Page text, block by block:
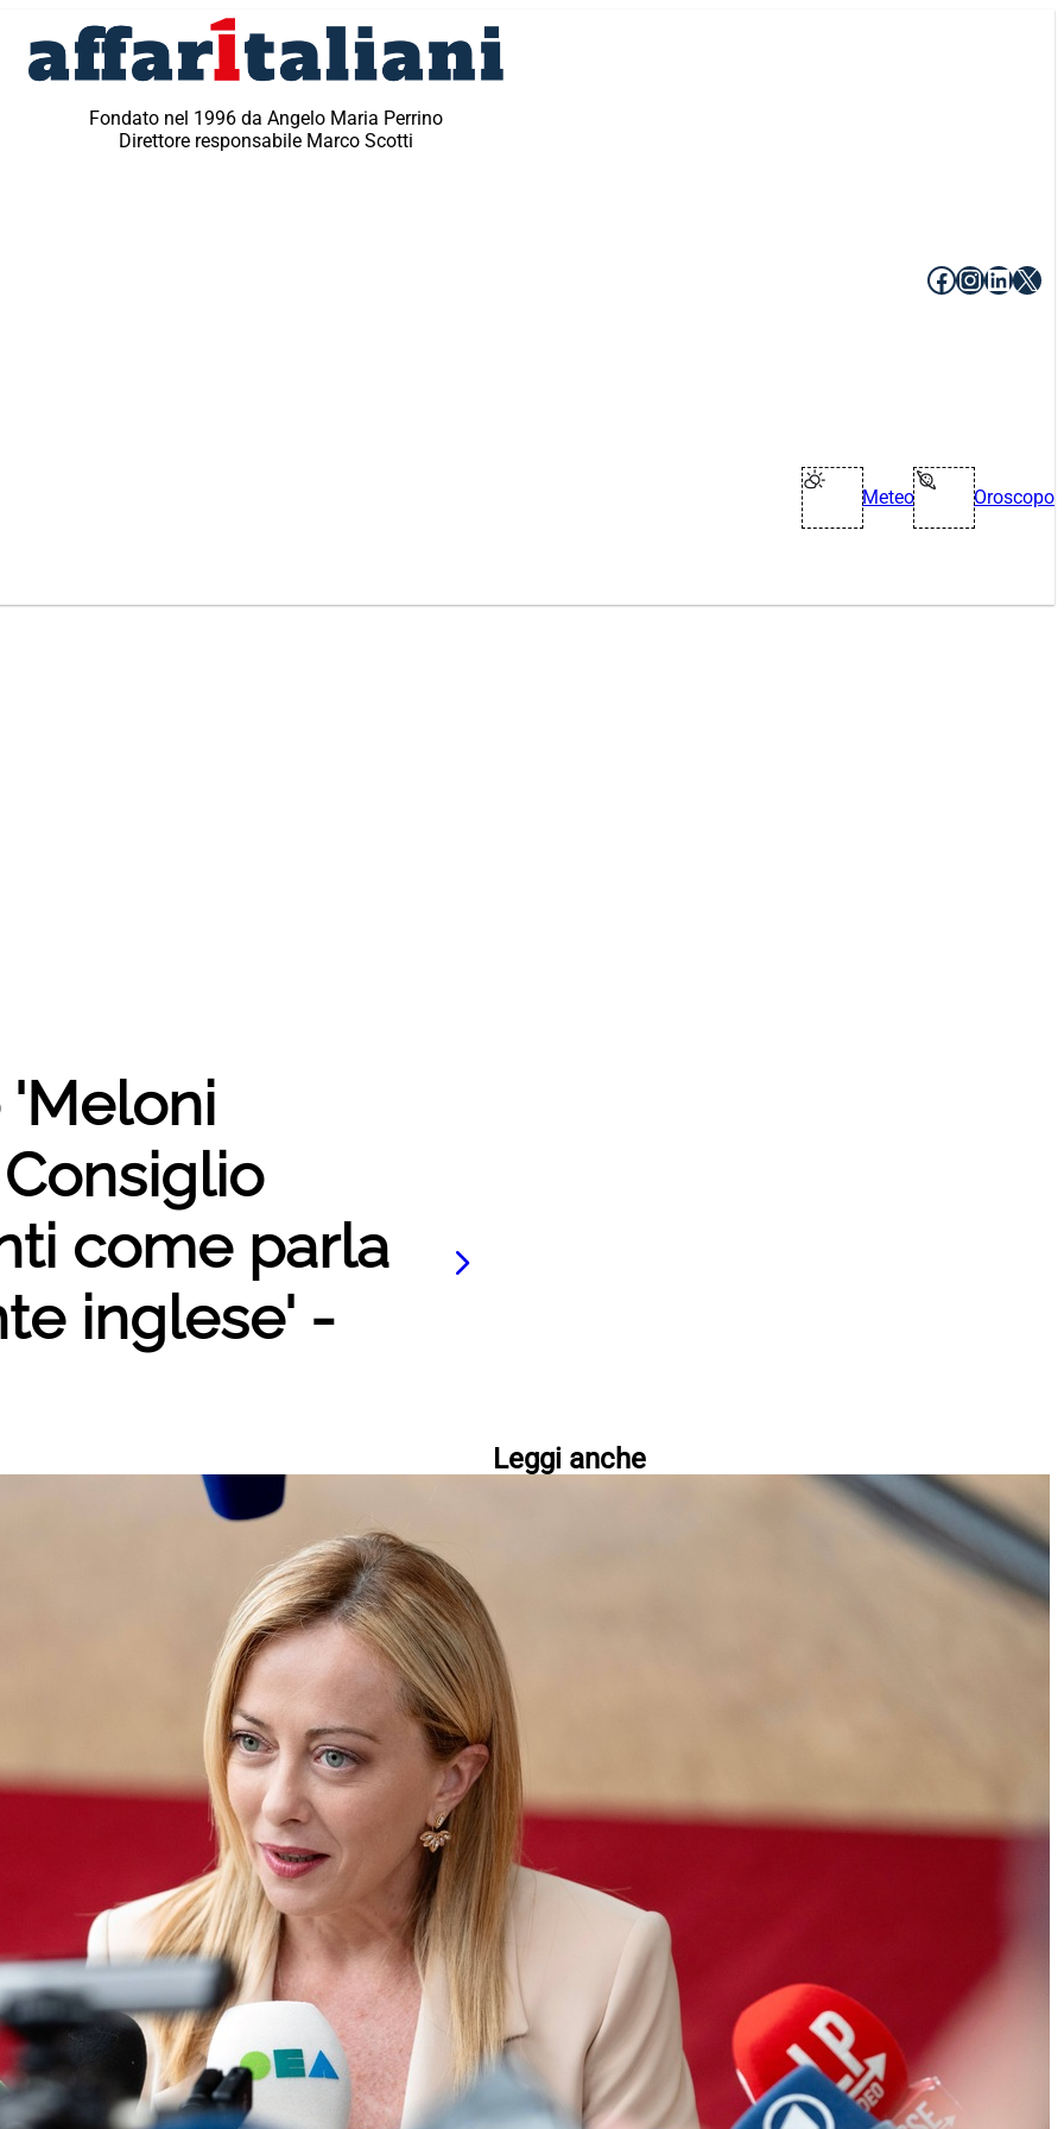
Fondato nel 1996 da Angelo Maria Perrino
Direttore responsabile Marco Scotti
Facebook
X
Meteo Oroscopo
'Meloni
come parla
inglese' -
Leggi anche
La Lombardia rafforza il patto con
le imprese per la competitività e il